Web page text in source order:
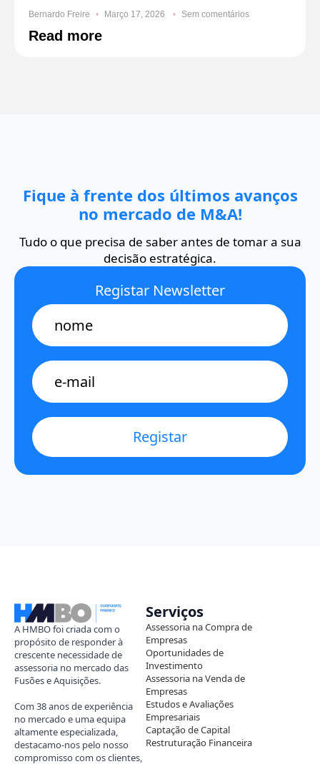
Bernardo Freire Março 17, 2026 Sem comentários
Read more
Fique à frente dos últimos avanços
no mercado de M&A!
Tudo o que precisa de saber antes de tomar a sua
decisão estratégica.
Registar Newsletter
Name
E-
mail
*
Registar
A HMBO foi criada com o
propósito de responder à
crescente necessidade de
assessoria no mercado das
Fusões e Aquisições.
Com 38 anos de experiência
no mercado e uma equipa
altamente especializada,
destacamo-nos pelo nosso
compromisso com os clientes,
Serviços
Assessoria na Compra de
Empresas
Oportunidades de
Investimento
Assessoria na Venda de
Empresas
Estudos e Avaliações
Empresariais
Captação de Capital
Restruturação Financeira